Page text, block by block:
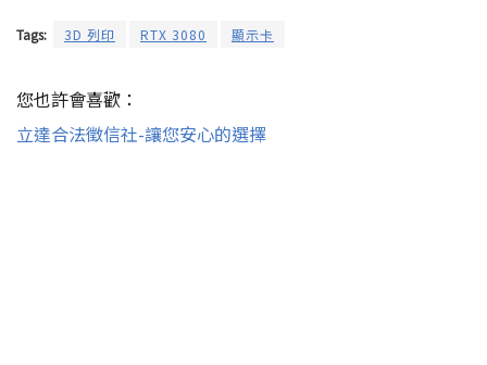
Tags: 3D 列印 RTX 3080 顯示卡
您也許會喜歡：
立達合法徵信社-讓您安心的選擇